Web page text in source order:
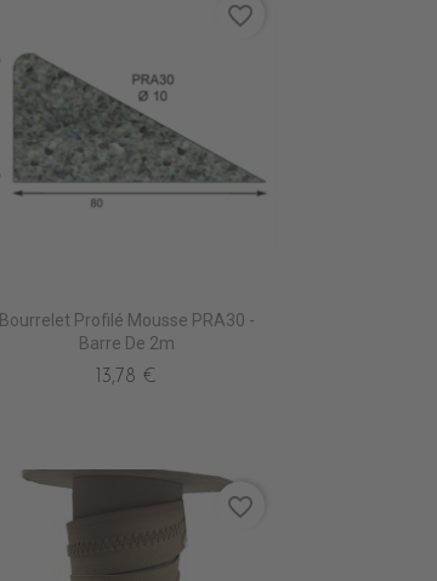
Bourrelet Profilé Mousse PRA30 -
Barre De 2m
13,78 €
favorite_border
favorite_border